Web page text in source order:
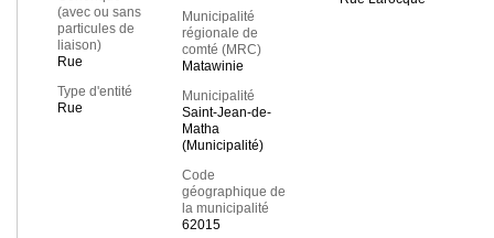
(avec ou sans
particules de
liaison)
Rue
Type d'entité
Rue
Municipalité
régionale de
comté (MRC)
Matawinie
Municipalité
Saint-Jean-de-
Matha
(Municipalité)
Code
géographique de
la municipalité
62015